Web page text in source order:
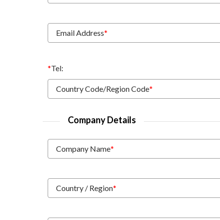
Email Address*
*Tel:
Country Code/Region Code*
Company Details
Company Name*
Country / Region*